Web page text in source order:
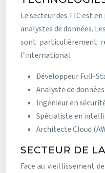
Le secteur des TIC est
analystes de données.
sont particulièrement
l’international.
Développeur Full-
Analyste de
Ingénieur en
Spécialiste en
Architecte Cloud
SECTEUR DE
Face au vieillissement